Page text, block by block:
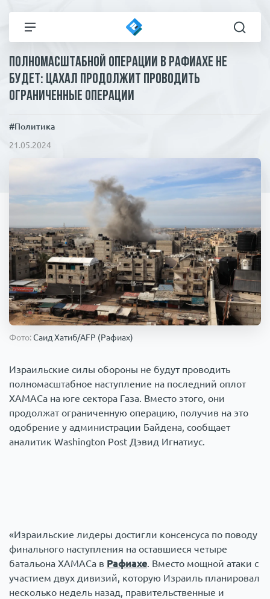
Все новости
Политика
Коронавирус
Происшествия
Армия
Технологии
ЧП И КРИМИНАЛ
1000 мелочей
Полномасштабной операции в Рафиахе не
будет: ЦАХАЛ продолжит проводить
ограниченные операции
#Политика
21.05.2024
Фото:Саид Хатиб/AFP (Рафиах)
Израильские силы обороны не будут проводить
полномасштабное наступление на последний оплот
ХАМАСа на юге сектора Газа. Вместо этого, они
продолжат ограниченную операцию, получив на это
одобрение у администрации Байдена, сообщает
аналитик Washington Post Дэвид Игнатиус.
«Израильские лидеры достигли консенсуса по поводу
финального наступления на оставшиеся четыре
батальона ХАМАСа в Рафиахе. Вместо мощной атаки с
участием двух дивизий, которую Израиль планировал
несколько недель назад, правительственные и